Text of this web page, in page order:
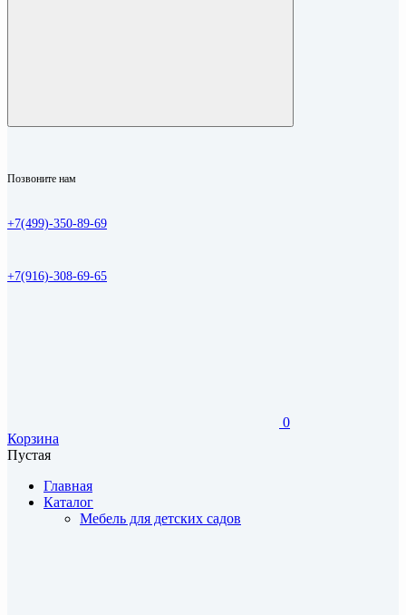
Позвоните нам
+7(499)-350-89-69
+7(916)-308-69-65
0
Корзина
Пустая
Главная
Каталог
Мебель для детских садов